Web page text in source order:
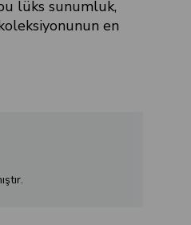
lüks sunumluk,
en